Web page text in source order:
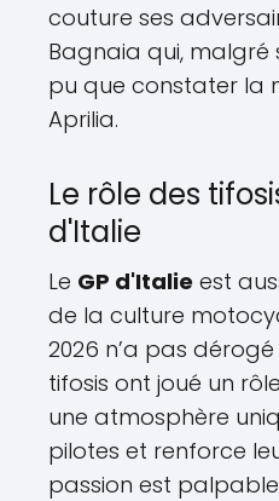
couture ses
Bagnaia qui, malgré
pu que constater la
Aprilia.
Le rôle des
d'Italie
Le GP d'Italie est
de la culture
2026 n’a pas
tifosis ont joué un
une atmosphère
pilotes et renforce
passion est